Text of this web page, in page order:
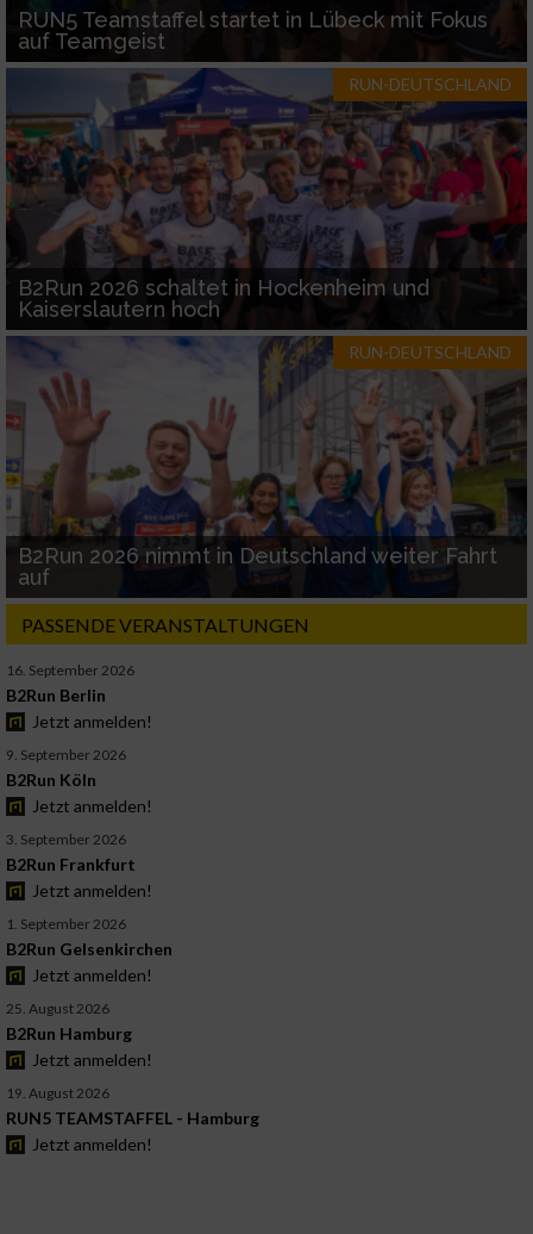
RUN5 Teamstaffel startet in Lübeck mit Fokus
auf Teamgeist
RUN-DEUTSCHLAND
B2Run 2026 schaltet in Hockenheim und
Kaiserslautern hoch
RUN-DEUTSCHLAND
B2Run 2026 nimmt in Deutschland weiter Fahrt
auf
PASSENDE VERANSTALTUNGEN
16. September 2026
B2Run Berlin
Jetzt anmelden!
9. September 2026
B2Run Köln
Jetzt anmelden!
3. September 2026
B2Run Frankfurt
Jetzt anmelden!
1. September 2026
B2Run Gelsenkirchen
Jetzt anmelden!
25. August 2026
B2Run Hamburg
Jetzt anmelden!
19. August 2026
RUN5 TEAMSTAFFEL - Hamburg
Jetzt anmelden!